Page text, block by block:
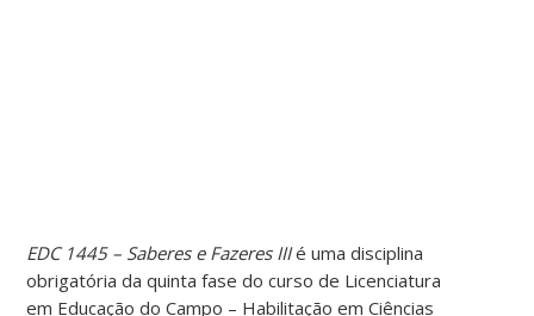
EDC 1445 – Saberes e Fazeres IIIé uma disciplina
obrigatória da quinta fase do curso de Licenciatura
em Educação do Campo – Habilitação em Ciências